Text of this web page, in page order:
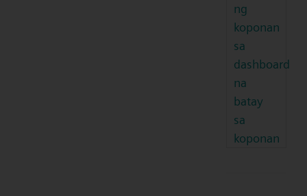
ng
koponan
sa
dashboard
na
batay
sa
koponan